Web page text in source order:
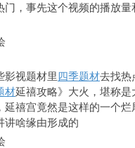
门，事先这个视频的播放
影视题材里四季题材去找热
材延禧攻略》大火，堪称
延禧宫竟然是这样的一个
讲啥缘由形成的